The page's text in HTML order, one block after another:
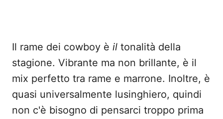
Il rame dei cowboy è il tonalità della
stagione. Vibrante ma non brillante, è il
mix perfetto tra rame e marrone. Inoltre, è
quasi universalmente lusinghiero, quindi
non c'è bisogno di pensarci troppo prima